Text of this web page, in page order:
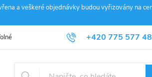
a veškeré objednávky budou vyřizovány na
+420 775 577
info@janousek-
pozice Obchodní podmínky